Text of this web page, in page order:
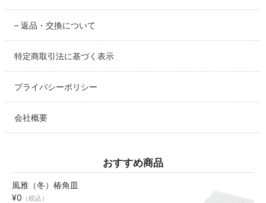
cup
モーニングセット
morning set
レスト・箸置き
アクセサリー
accessory
– 返品・交換について
特定商取引法に基づく表示
プライバシーポリシー
会社概要
おすすめ商品
風雅（冬）椿角皿
¥0 （税込）